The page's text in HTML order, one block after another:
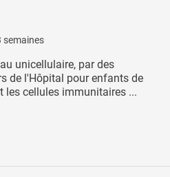
semaines
unicellulaire, par des
de l'Hôpital pour enfants de
les cellules immunitaires ...